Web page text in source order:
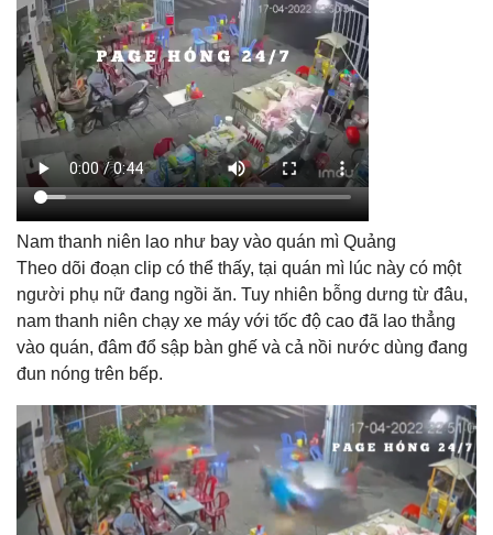
Nam thanh niên lao như bay vào quán mì Quảng
Theo dõi đoạn clip có thể thấy, tại quán mì lúc này có một
người phụ nữ đang ngồi ăn. Tuy nhiên bỗng dưng từ đâu,
nam thanh niên chạy xe máy với tốc độ cao đã lao thẳng
vào quán, đâm đổ sập bàn ghế và cả nồi nước dùng đang
đun nóng trên bếp.